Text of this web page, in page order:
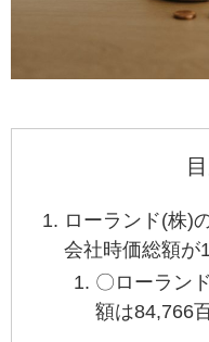
ローランド(株)
会社時価総額が
〇ローラン
額は84,766